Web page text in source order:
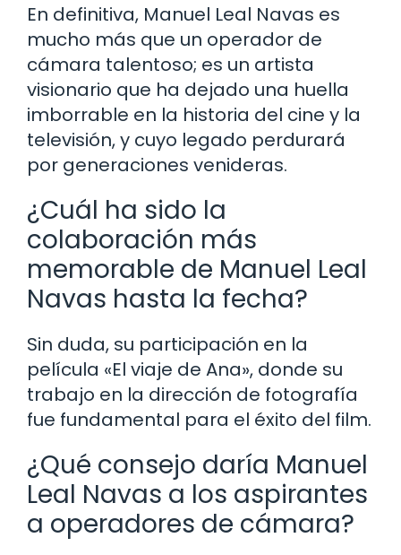
En definitiva, Manuel Leal Navas es
mucho más que un operador de
cámara talentoso; es un artista
visionario que ha dejado una huella
imborrable en la historia del cine y la
televisión, y cuyo legado perdurará
por generaciones venideras.
¿Cuál ha sido la
colaboración más
memorable de Manuel Leal
Navas hasta la fecha?
Sin duda, su participación en la
película «El viaje de Ana», donde su
trabajo en la dirección de fotografía
fue fundamental para el éxito del film.
¿Qué consejo daría Manuel
Leal Navas a los aspirantes
a operadores de cámara?